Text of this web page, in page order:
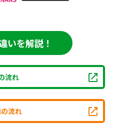
いを解説！
流れ
流れ